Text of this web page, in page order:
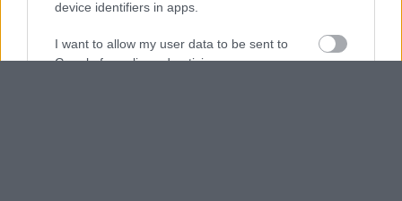
device identifiers in apps.
I want to allow my user data to be sent to
Google for online advertising purposes.